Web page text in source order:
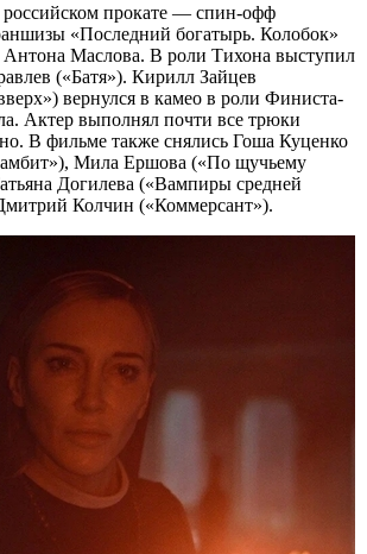
российском прокате — спин-офф
«Последний богатырь. Колобок»
Антона Маслова. В роли Тихона выступил
(«Батя»). Кирилл Зайцев
вернулся в камео в роли Финиста-
Актер выполнял почти все трюки
В фильме также снялись Гоша Куценко
Мила Ершова («По щучьему
Догилева («Вампиры средней
Колчин («Коммерсант»).